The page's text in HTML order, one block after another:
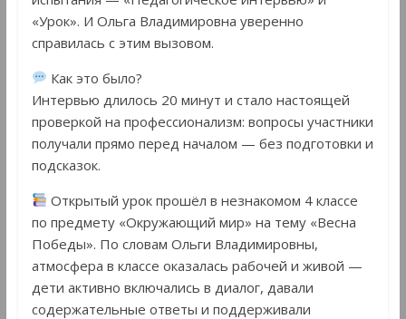
«Урок». И Ольга Владимировна уверенно
справилась с этим вызовом.
Как это было?
Интервью длилось 20 минут и стало настоящей
проверкой на профессионализм: вопросы участники
получали прямо перед началом — без подготовки и
подсказок.
Открытый урок прошёл в незнакомом 4 классе
по предмету «Окружающий мир» на тему «Весна
Победы». По словам Ольги Владимировны,
атмосфера в классе оказалась рабочей и живой —
дети активно включались в диалог, давали
содержательные ответы и поддерживали